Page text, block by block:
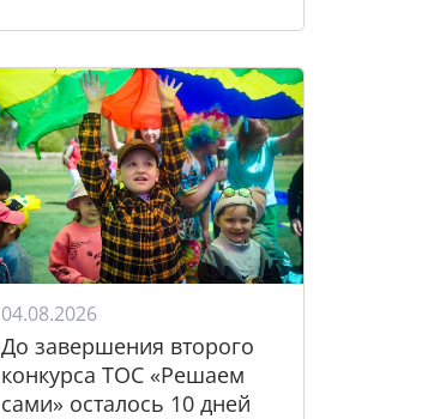
04.08.2026
До завершения второго
конкурса ТОС «Решаем
сами» осталось 10 дней